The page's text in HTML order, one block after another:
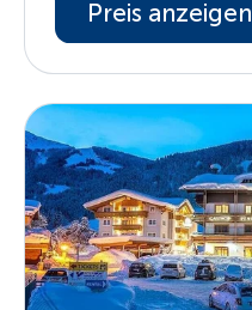
Preis anzeigen